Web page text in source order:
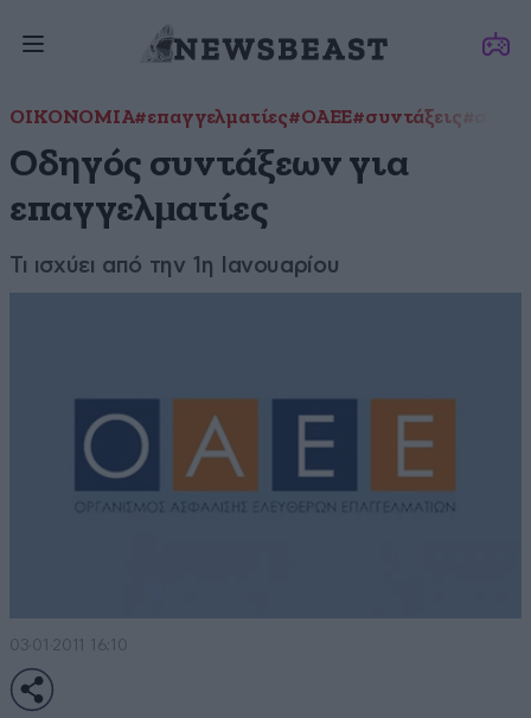
ΟΙΚΟΝΟΜΙΑ#επαγγελματίες#ΟΑΕΕ#συντάξεις
Οδηγός συντάξεων για
επαγγελµατίες
Τι ισχύει από την 1η Ιανουαρίου
03·01·2011 16:10